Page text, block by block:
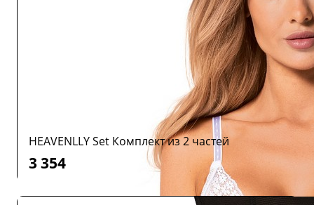
HEAVENLLY Set Комплект из 2 частей
3 354